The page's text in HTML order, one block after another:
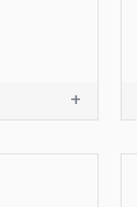
+